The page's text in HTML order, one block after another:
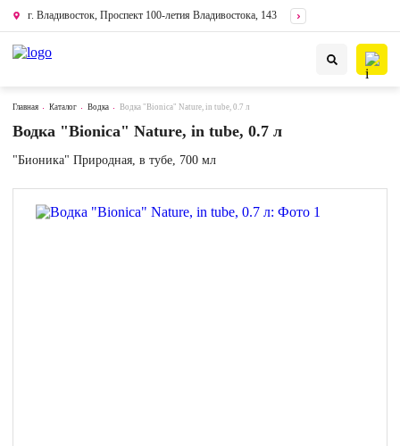
г. Владивосток, Проспект 100-летия Владивостока, 143
Главная Каталог Водка Водка "Bionica" Nature, in tube, 0.7 л
Водка "Bionica" Nature, in tube, 0.7 л
"Бионика" Природная, в тубе, 700 мл